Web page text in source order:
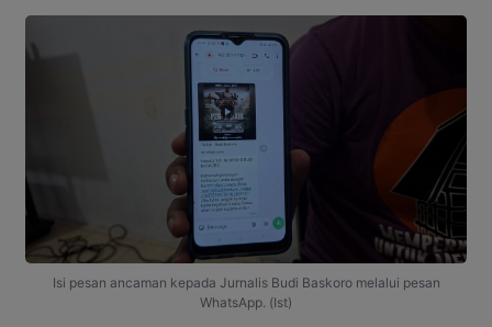
Isi pesan ancaman kepada Jurnalis Budi Baskoro melalui pesan
WhatsApp. (Ist)